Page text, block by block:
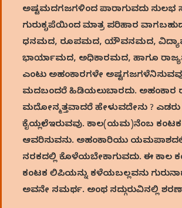
ಅಷ್ಟಮದಗಜಗಳಿಂದ ಪಾರಾಗುವದು ಸುಲಭ
ಗುರುಕೃಪೆಯಿಂದ ಮಾತ್ರ ಪರಿಹಾರ
ಧನಮದ, ರೂಪಮದ, ಯೌವನಮದ,
ಭಾರ್ಯಾಮದ, ಅಧಿಕಾರಮದ, ಹಾಗೂ
ಎಂಟು ಅಹಂಕಾರಗಳೇ
ಮದಬಂದರೆ ಹಿಡಿಯಲುಬಾರದು. ಅಹಂಕಾರ
ಮದೋನ್ಮತ್ತವಾದರೆ ಹೇಳುವದೇನು ?
ಕೈಯಲ್ಲೇ ಇರುವವು. ಕಾಲ(ಯಮ)ನೆಂಬ ಕಂಟಕ
ಆವರಿಸುವನು. ಅಹಂಕಾರಿಯು
ನರಕದಲ್ಲಿ ಕೊಳೆಯಬೇಕಾಗುವದು. ಈ ಕಾಲ
ಕಂಟಕ ಲಿಪಿಯನ್ನು ಕಳೆಯಬಲ್ಲವನು
ಅವನೇ ಸಮರ್ಥ. ಅಂಥ ಸದ್ಗುರುವಿನಲ್ಲಿ